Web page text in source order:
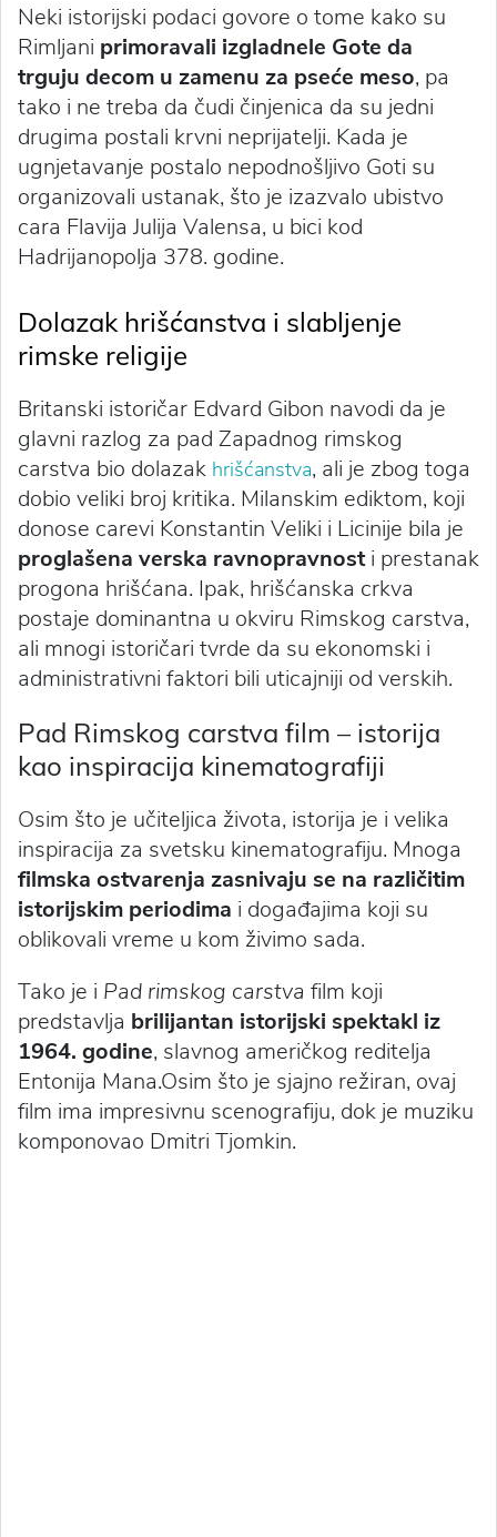
Neki istorijski podaci govore o tome kako su
Rimljani primoravali izgladnele Gote da
trguju decom u zamenu za pseće meso, pa
tako i ne treba da čudi činjenica da su jedni
drugima postali krvni neprijatelji. Kada je
ugnjetavanje postalo nepodnošljivo Goti su
organizovali ustanak, što je izazvalo ubistvo
cara Flavija Julija Valensa, u bici kod
Hadrijanopolja 378. godine.
Dolazak hrišćanstva i slabljenje
rimske religije
Britanski istoričar Edvard Gibon navodi da je
glavni razlog za pad Zapadnog rimskog
carstva bio dolazak hrišćanstva, ali je zbog toga
dobio veliki broj kritika. Milanskim ediktom, koji
donose carevi Konstantin Veliki i Licinije bila je
proglašena verska ravnopravnosti prestanak
progona hrišćana. Ipak, hrišćanska crkva
postaje dominantna u okviru Rimskog carstva,
ali mnogi istoričari tvrde da su ekonomski i
administrativni faktori bili uticajniji od verskih.
Pad Rimskog carstva film – istorija
kao inspiracija kinematografiji
Osim što je učiteljica života, istorija je i velika
inspiracija za svetsku kinematografiju. Mnoga
filmska ostvarenja zasnivaju se na različitim
istorijskim periodima i događajima koji su
oblikovali vreme u kom živimo sada.
Tako je i Pad rimskog carstva film koji
predstavlja brilijantan istorijski spektakl iz
1964. godine, slavnog američkog reditelja
Entonija Mana.Osim što je sjajno režiran, ovaj
film ima impresivnu scenografiju, dok je muziku
komponovao Dmitri Tjomkin.